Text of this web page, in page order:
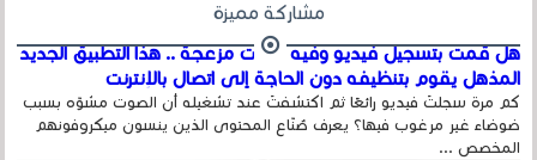
مشاركة مميزة
هل قمت بتسجيل فيديو وفيه أصوت مزعجة .. هذا التطبيق الجديد
المذهل يقوم بتنظيفه دون الحاجة إلى اتصال بالإنترنت
كم مرة سجلتَ فيديو رائعًا ثم اكتشفتَ عند تشغيله أن الصوت مشوّه بسبب
ضوضاء غير مرغوب فيها؟ يعرف صُنّاع المحتوى الذين ينسون ميكروفونهم
المخصص ...